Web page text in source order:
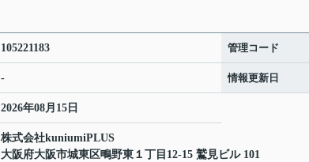
105221183 管理コード
- 情報更新日
2026年08月15日
株式会社kuniumiPLUS
大阪府大阪市城東区鴫野東１丁目12-15 鷲見ビル 101